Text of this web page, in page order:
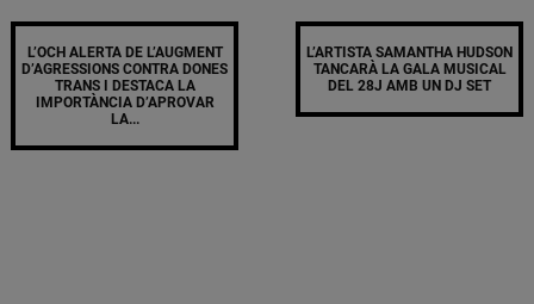
L’OCH ALERTA DE L’AUGMENT
D’AGRESSIONS CONTRA DONES
TRANS I DESTACA LA
IMPORTÀNCIA D’APROVAR
LA...
L’ARTISTA SAMANTHA HUDSON
TANCARÀ LA GALA MUSICAL
DEL 28J AMB UN DJ SET